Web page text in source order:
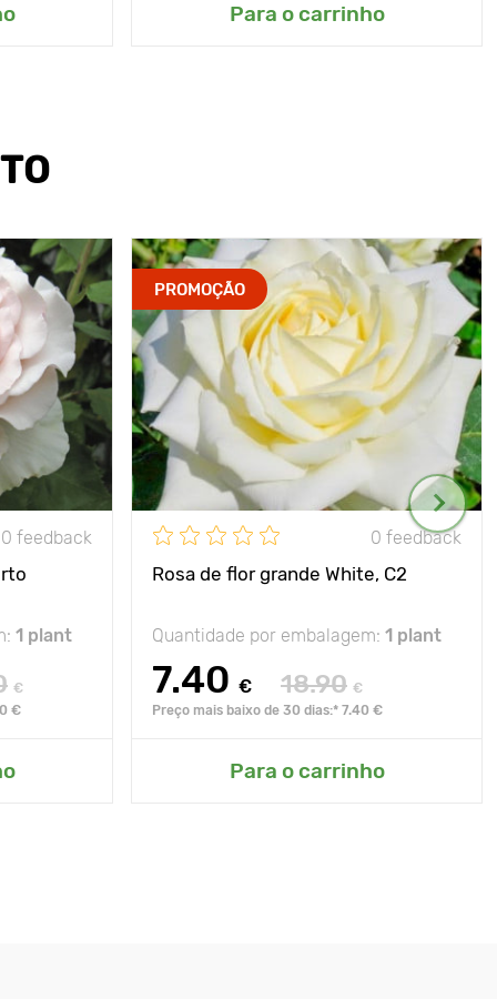
Para o carrinho
0 feedback
1 plant
€
€
PROMOÇÃO
0 feedback
Rosa de flor grande White, C2
Quantidade por embalagem: 1 plant
7.40 € 18.90 €
Preço mais baixo de 30 dias:* 7.40 €
Para o carrinho